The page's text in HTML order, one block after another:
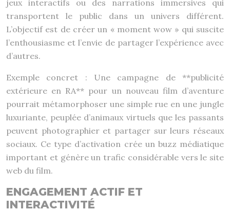
jeux interactifs ou des narrations immersives qui
transportent le public dans un univers différent.
L’objectif est de créer un « moment wow » qui suscite
l’enthousiasme et l’envie de partager l’expérience avec
d’autres.
Exemple concret : Une campagne de **publicité
extérieure en RA** pour un nouveau film d’aventure
pourrait métamorphoser une simple rue en une jungle
luxuriante, peuplée d’animaux virtuels que les passants
peuvent photographier et partager sur leurs réseaux
sociaux. Ce type d’activation crée un buzz médiatique
important et génère un trafic considérable vers le site
web du film.
ENGAGEMENT ACTIF ET
INTERACTIVITÉ